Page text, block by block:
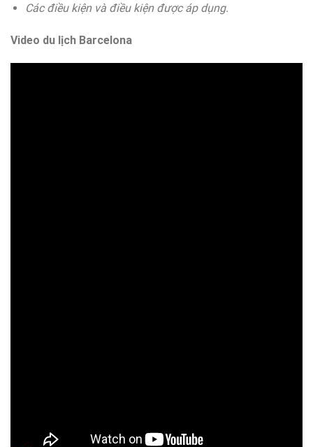
Các điều kiện và điều kiện được áp dụng.
Video du lịch Barcelona